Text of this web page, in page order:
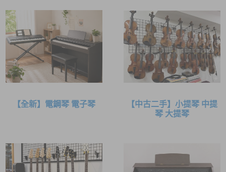
【全新】電鋼琴 電子琴
【中古二手】小提琴 中提
琴 大提琴